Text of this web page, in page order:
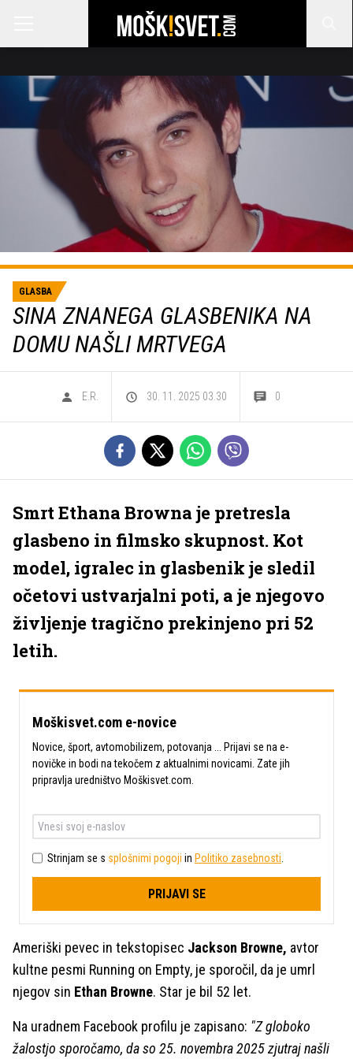
GLASBA
SINA ZNANEGA GLASBENIKA NA
DOMU NAŠLI MRTVEGA
E.R. 30. 11. 2025 03.30 0
Smrt Ethana Browna je pretresla
glasbeno in filmsko skupnost. Kot
model, igralec in glasbenik je sledil
očetovi ustvarjalni poti, a je njegovo
življenje tragično prekinjeno pri 52
letih.
Moškisvet.com e-novice
Novice, šport, avtomobilizem, potovanja ... Prijavi se na e-
novičke in bodi na tekočem z aktualnimi novicami. Zate jih
pripravlja uredništvo Moškisvet.com.
Strinjam se s splošnimi pogoji in Politiko zasebnosti
PRIJAVI SE
Ameriški pevec in tekstopisec Jackson Browne, avtor
kultne pesmi Running on Empty, je sporočil, da je umrl
njegov sin Ethan Browne. Star je bil 52 let.
Na uradnem Facebook profilu je zapisano: "Z globoko
žalostjo sporočamo, da so 25. novembra 2025 zjutraj našli